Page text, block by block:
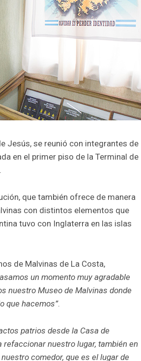
Jesús, se reunió con integrantes de
en el primer piso de la Terminal de
que también ofrece de manera
con distintos elementos que
tuvo con Inglaterra en las islas
de Malvinas de La Costa,
un momento muy agradable
nuestro Museo de Malvinas donde
que hacemos”.
patrios desde la Casa de
nuestro lugar, también en
comedor, que es el lugar de